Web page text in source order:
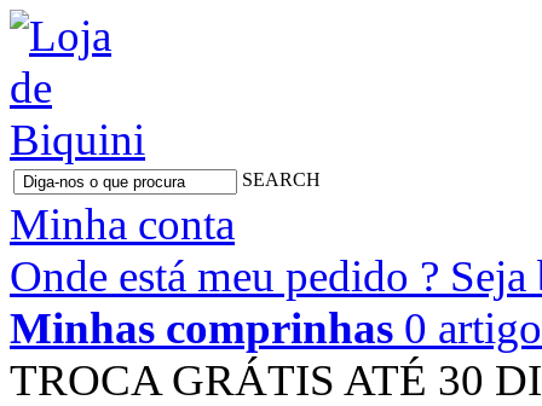
SEARCH
Minha conta
Onde está meu pedido ?
Minhas comprinhas 0
TROCA GRÁTIS ATÉ 30